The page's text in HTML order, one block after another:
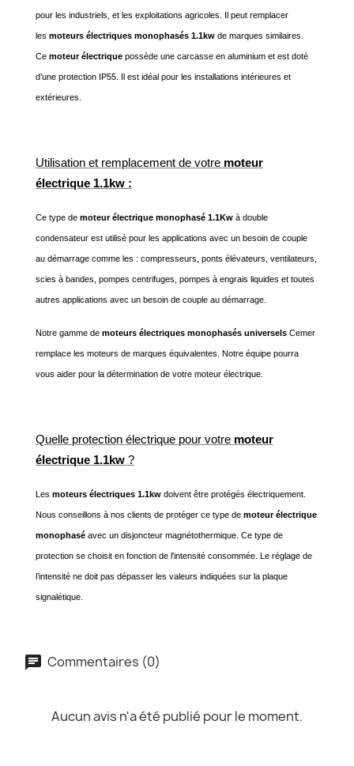
pour les industriels, et les exploitations agricoles. Il peut remplacer
les moteurs électriques monophasés 1.1kw de marques similaires.
Ce moteur électrique possède une carcasse en aluminium et est doté
d’une protection IP55. Il est idéal pour les installations intérieures et
extérieures.
Utilisation et remplacement de votre moteur
électrique 1.1kw :
Ce type de moteur électrique monophasé 1.1Kw à double
condensateur est utilisé pour les applications avec un besoin de couple
au démarrage comme les : compresseurs, ponts élévateurs, ventilateurs,
scies à bandes, pompes centrifuges, pompes à engrais liquides et toutes
autres applications avec un besoin de couple au démarrage.
Notre gamme de moteurs électriques monophasés universels Cemer
remplace les moteurs de marques équivalentes. Notre équipe pourra
vous aider pour la détermination de votre moteur électrique.
Quelle protection électrique pour votre moteur
électrique 1.1kw ?
Les moteurs électriques 1.1kw doivent être protégés électriquement.
Nous conseillons à nos clients de protéger ce type de moteur électrique
monophasé avec un disjoncteur magnétothermique. Ce type de
protection se choisit en fonction de l'intensité consommée. Le réglage de
l’intensité ne doit pas dépasser les valeurs indiquées sur la plaque
signalétique.
Commentaires (0)
Aucun avis n'a été publié pour le moment.